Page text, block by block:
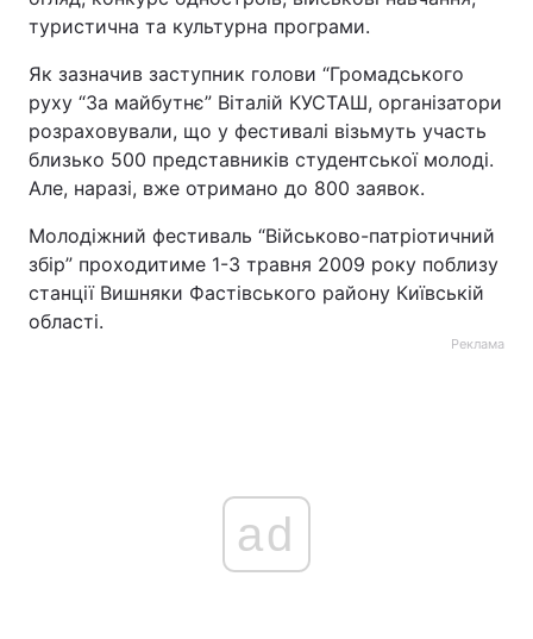
туристична та культурна програми.
Як зазначив заступник голови “Громадського
руху “За майбутнє” Віталій КУСТАШ, організатори
розраховували, що у фестивалі візьмуть участь
близько 500 представників студентської молоді.
Але, наразі, вже отримано до 800 заявок.
Молодіжний фестиваль “Військово-патріотичний
збір” проходитиме 1-3 травня 2009 року поблизу
станції Вишняки Фастівського району Київській
області.
Реклама
ad